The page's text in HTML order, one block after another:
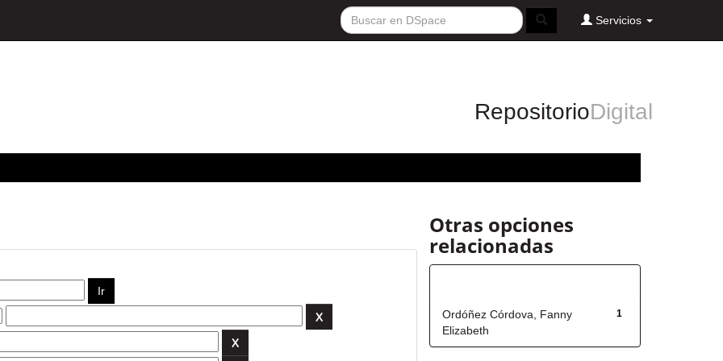
Servicios
RepositorioDigital
Otras opciones
relacionadas
1
Ordóñez Córdova, Fanny
Elizabeth